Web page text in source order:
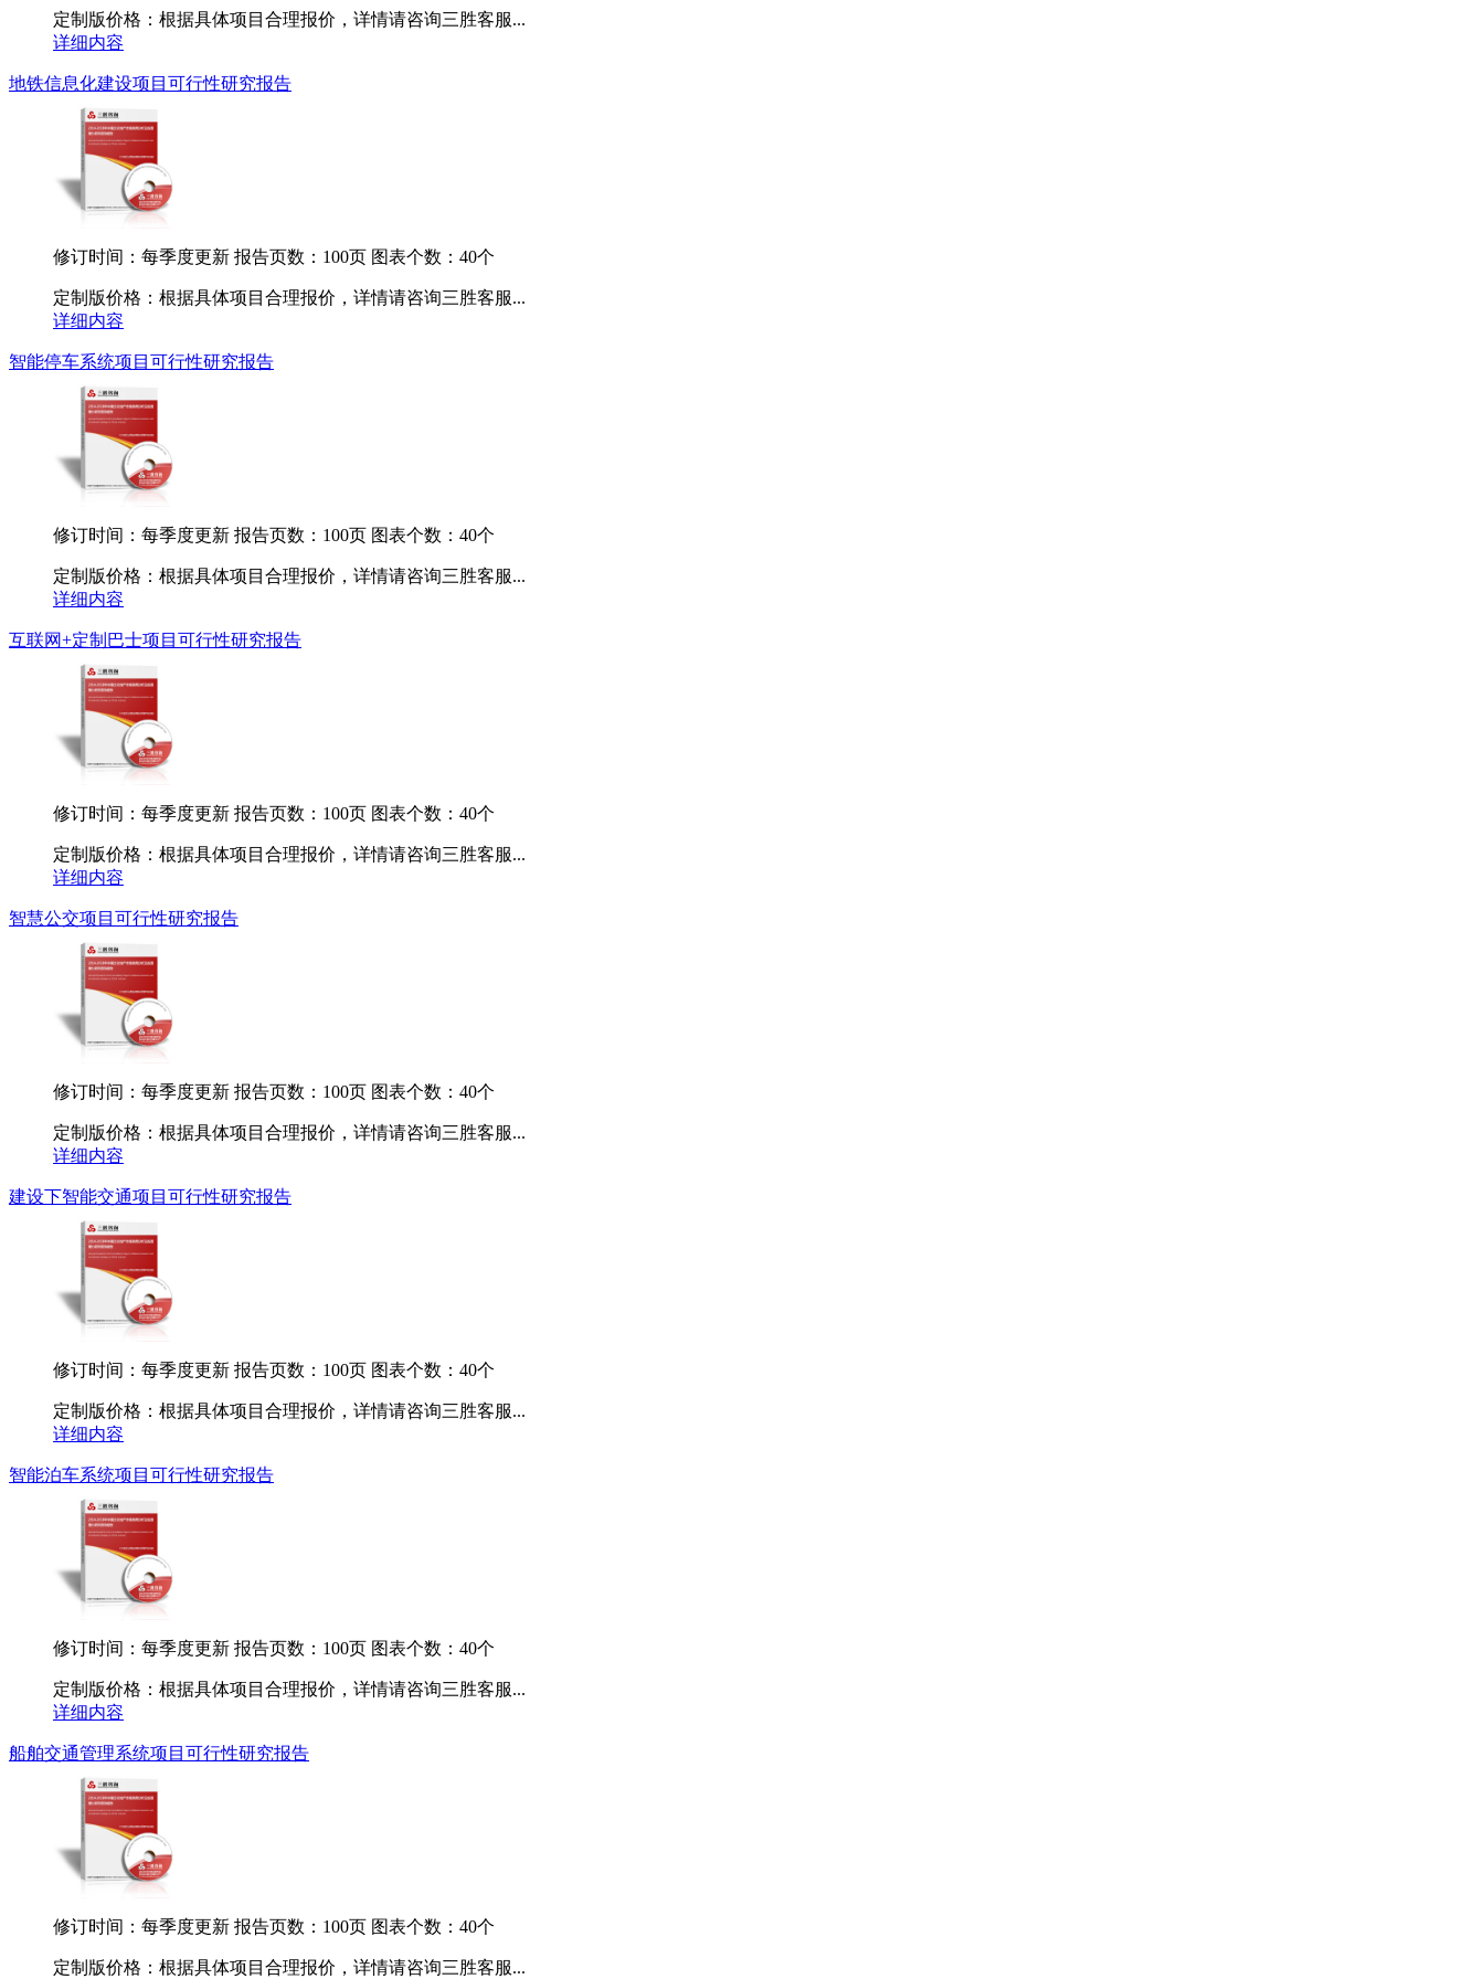
定制版价格：根据具体项目合理报价，详情请咨询三胜客服...
详细内容
地铁信息化建设项目可行性研究报告
修订时间：每季度更新 报告页数：100页 图表个数：40个
定制版价格：根据具体项目合理报价，详情请咨询三胜客服...
详细内容
智能停车系统项目可行性研究报告
修订时间：每季度更新 报告页数：100页 图表个数：40个
定制版价格：根据具体项目合理报价，详情请咨询三胜客服...
详细内容
互联网+定制巴士项目可行性研究报告
修订时间：每季度更新 报告页数：100页 图表个数：40个
定制版价格：根据具体项目合理报价，详情请咨询三胜客服...
详细内容
智慧公交项目可行性研究报告
修订时间：每季度更新 报告页数：100页 图表个数：40个
定制版价格：根据具体项目合理报价，详情请咨询三胜客服...
详细内容
建设下智能交通项目可行性研究报告
修订时间：每季度更新 报告页数：100页 图表个数：40个
定制版价格：根据具体项目合理报价，详情请咨询三胜客服...
详细内容
智能泊车系统项目可行性研究报告
修订时间：每季度更新 报告页数：100页 图表个数：40个
定制版价格：根据具体项目合理报价，详情请咨询三胜客服...
详细内容
船舶交通管理系统项目可行性研究报告
修订时间：每季度更新 报告页数：100页 图表个数：40个
定制版价格：根据具体项目合理报价，详情请咨询三胜客服...